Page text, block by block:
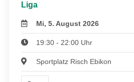
Liga
Mi, 5. August 2026
19:30 - 22:00 Uhr
Sportplatz Risch Ebikon